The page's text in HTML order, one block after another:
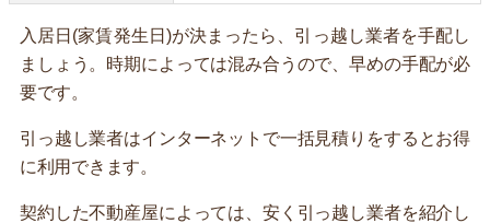
入居日(家賃発生日)が決まったら、引っ越し業者を手配し
ましょう。時期によっては混み合うので、早めの手配が必
要です。
引っ越し業者はインターネットで一括見積りをするとお得
に利用できます。
契約した不動産屋によっては、安く引っ越し業者を紹介し